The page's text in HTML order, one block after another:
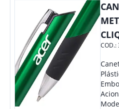
COD.: